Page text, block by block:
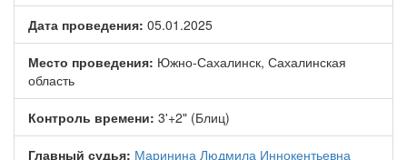
Дата проведения: 05.01.2025
Место проведения: Южно-Сахалинск, Сахалинская
область
Контроль времени: 3'+2" (Блиц)
Главный судья: Маринина Людмила Иннокентьевна